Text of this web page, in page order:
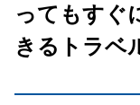
ってもすぐ
きるトラベ